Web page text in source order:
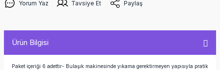
Yorum Yaz Tavsiye Et Paylaş
Ürün Bilgisi
Paket içeriği 6 adettir- Bulaşık makinesinde yıkama gerektirmeyen yapısıyla pratik